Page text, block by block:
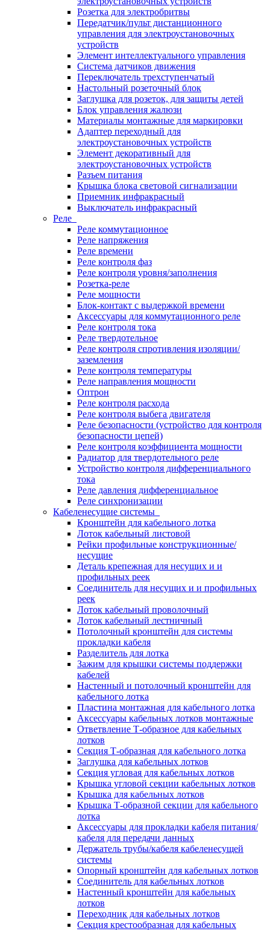
Розетка для электробритвы
Передатчик/пульт дистанционного
управления для электроустановочных
устройств
Элемент интеллектуального управления
Система датчиков движения
Переключатель трехступенчатый
Настольный розеточный блок
Заглушка для розеток, для защиты детей
Блок управления жалюзи
Материалы монтажные для маркировки
Адаптер переходный для
электроустановочных устройств
Элемент декоративный для
электроустановочных устройств
Разъем питания
Крышка блока световой сигнализации
Приемник инфракрасный
Выключатель инфракрасный
Реле
Реле коммутационное
Реле напряжения
Реле времени
Реле контроля фаз
Реле контроля уровня/заполнения
Розетка-реле
Реле мощности
Блок-контакт с выдержкой времени
Аксессуары для коммутационного реле
Реле контроля тока
Реле твердотельное
Реле контроля спротивления изоляции/
заземления
Реле контроля температуры
Реле направления мощности
Оптрон
Реле контроля расхода
Реле контроля выбега двигателя
Реле безопасности (устройство для контроля
безопасности цепей)
Реле контроля коэффициента мощности
Радиатор для твердотельного реле
Устройство контроля дифференциального
тока
Реле давления дифференциальное
Реле синхронизации
Кабеленесущие системы
Кронштейн для кабельного лотка
Лоток кабельный листовой
Рейки профильные конструкционные/
несущие
Деталь крепежная для несущих и и
профильных реек
Соединитель для несущих и и профильных
реек
Лоток кабельный проволочный
Лоток кабельный лестничный
Потолочный кронштейн для системы
прокладки кабеля
Разделитель для лотка
Зажим для крышки системы поддержки
кабелей
Настенный и потолочный кронштейн для
кабельного лотка
Пластина монтажная для кабельного лотка
Аксессуары кабельных лотков монтажные
Ответвление Т-образное для кабельных
лотков
Секция Т-образная для кабельного лотка
Заглушка для кабельных лотков
Секция угловая для кабельных лотков
Крышка угловой секции кабельных лотков
Крышка для кабельных лотков
Крышка Т-образной секции для кабельного
лотка
Аксессуары для прокладки кабеля питания/
кабеля для передачи данных
Держатель трубы/кабеля кабеленесущей
системы
Опорный кронштейн для кабельных лотков
Соединитель для кабельных лотков
Настенный кронштейн для кабельных
лотков
Переходник для кабельных лотков
Секция крестообразная для кабельных